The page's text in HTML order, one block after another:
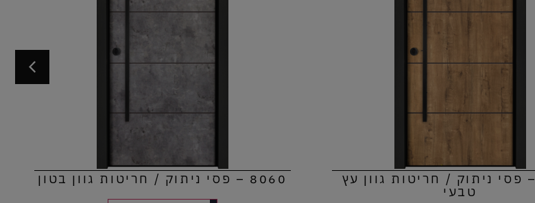
8060 – פסי ניתוק / חריטות גוון עץ
טבעי
8060 – פסי ניתוק / חריטות גוון בטון